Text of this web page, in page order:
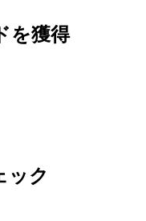
を獲得
ック